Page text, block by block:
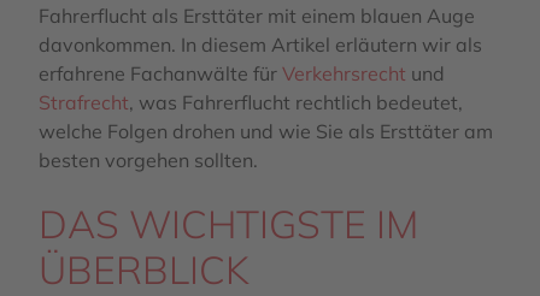
Fahrerflucht als Ersttäter mit einem blauen Auge
davonkommen. In diesem Artikel erläutern wir als
erfahrene Fachanwälte fürVerkehrsrecht und
Strafrecht, was Fahrerflucht rechtlich bedeutet,
welche Folgen drohen und wie Sie als Ersttäter am
besten vorgehen sollten.
DAS WICHTIGSTE IM
ÜBERBLICK